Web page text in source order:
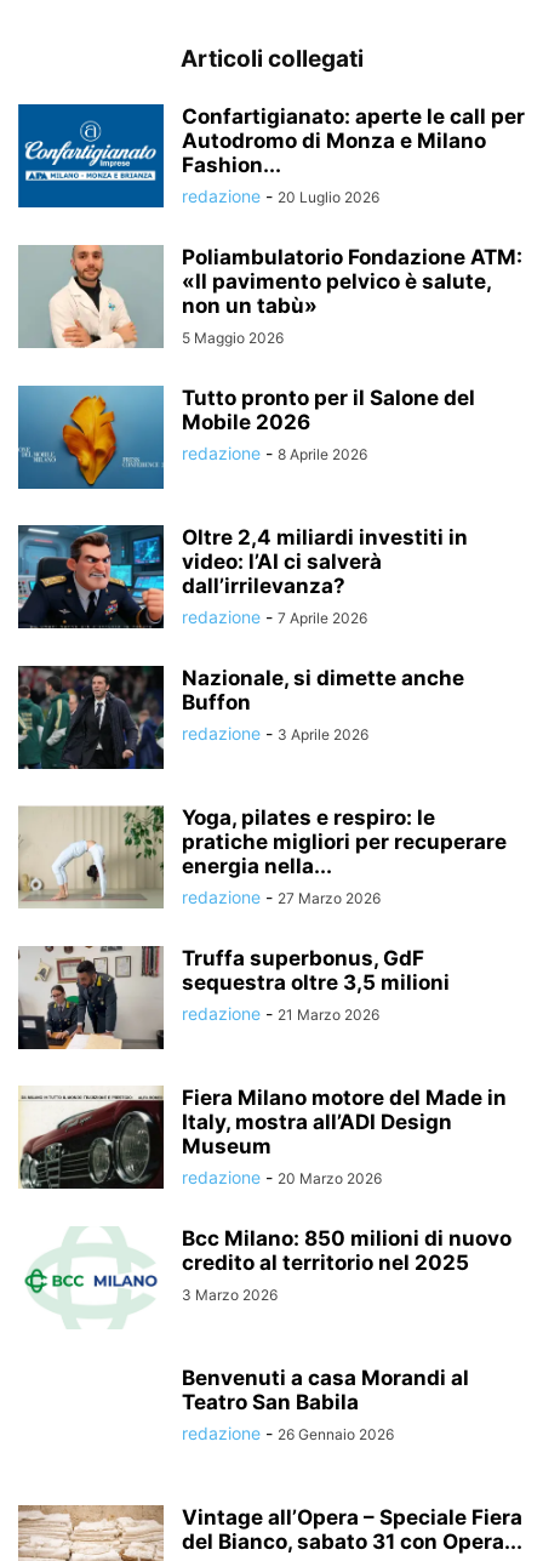
Articoli collegati
Confartigianato: aperte le call per
Autodromo di Monza e Milano
Fashion...
redazione - 20 Luglio 2026
Poliambulatorio Fondazione ATM:
«Il pavimento pelvico è salute,
non un tabù»
5 Maggio 2026
Tutto pronto per il Salone del
Mobile 2026
redazione - 8 Aprile 2026
Oltre 2,4 miliardi investiti in
video: l’AI ci salverà
dall’irrilevanza?
redazione - 7 Aprile 2026
Nazionale, si dimette anche
Buffon
redazione - 3 Aprile 2026
Yoga, pilates e respiro: le
pratiche migliori per recuperare
energia nella...
redazione - 27 Marzo 2026
Truffa superbonus, GdF
sequestra oltre 3,5 milioni
redazione - 21 Marzo 2026
Fiera Milano motore del Made in
Italy, mostra all’ADI Design
Museum
redazione - 20 Marzo 2026
Bcc Milano: 850 milioni di nuovo
credito al territorio nel 2025
3 Marzo 2026
Benvenuti a casa Morandi al
Teatro San Babila
redazione - 26 Gennaio 2026
Vintage all’Opera – Speciale Fiera
del Bianco, sabato 31 con Opera...